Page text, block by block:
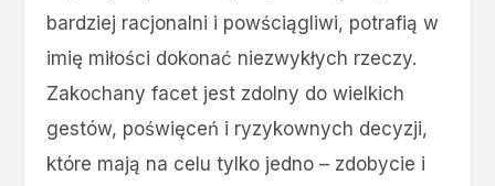
bardziej racjonalni i powściągliwi, potrafią w
imię miłości dokonać niezwykłych rzeczy.
Zakochany facet jest zdolny do wielkich
gestów, poświęceń i ryzykownych decyzji,
które mają na celu tylko jedno – zdobycie i